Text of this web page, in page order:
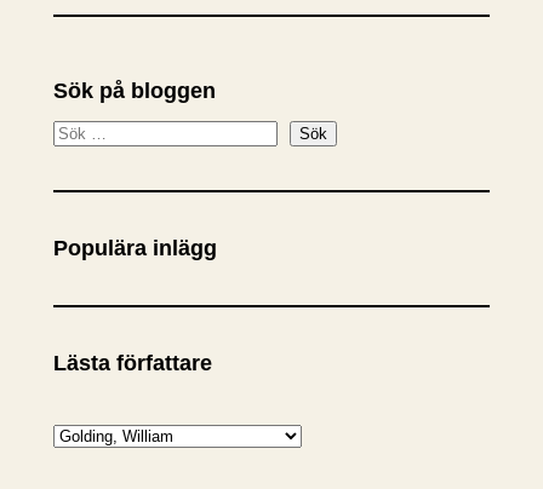
Sök på bloggen
S
k
Sök
Populära inlägg
Lästa författare
K